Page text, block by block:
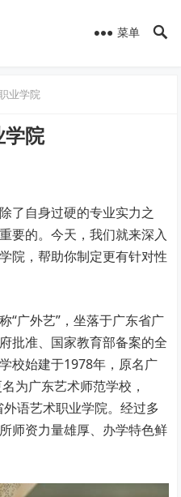
菜单
业学院
学院
了自身过硬的专业实力之
要的。今天，我们就来深入
院，帮助你制定更有针对性
“广外艺”，坐落于广东省广
批准、国家教育部备案的全
校始建于1978年，原名广
为广东艺术师范学校，
语艺术职业学院。经过多
师资力量雄厚、办学特色鲜